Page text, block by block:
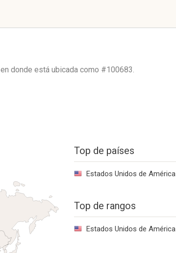
en donde está ubicada como #100683.
Top de países
Estados Unidos de América
Top de rangos
Estados Unidos de América